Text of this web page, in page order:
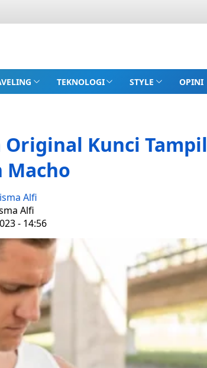
TEKNOLOGI STYLE OPINI
Original Kunci Tampil
Macho
Alfi
Alfi
- 14:56